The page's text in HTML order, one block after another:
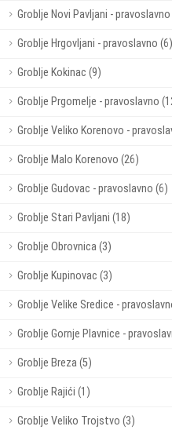
Groblje Novi Pavljani -
Groblje Hrgovljani - pravoslavno (6)
Groblje Kokinac (9)
Groblje Prgomelje - pravoslavno
Groblje Veliko Korenovo -
Groblje Malo Korenovo (26)
Groblje Gudovac - pravoslavno (6)
Groblje Stari Pavljani (18)
Groblje Obrovnica (3)
Groblje Kupinovac (3)
Groblje Velike Sredice -
Groblje Gornje Plavnice -
Groblje Breza (5)
Groblje Rajići (1)
Groblje Veliko Trojstvo (3)